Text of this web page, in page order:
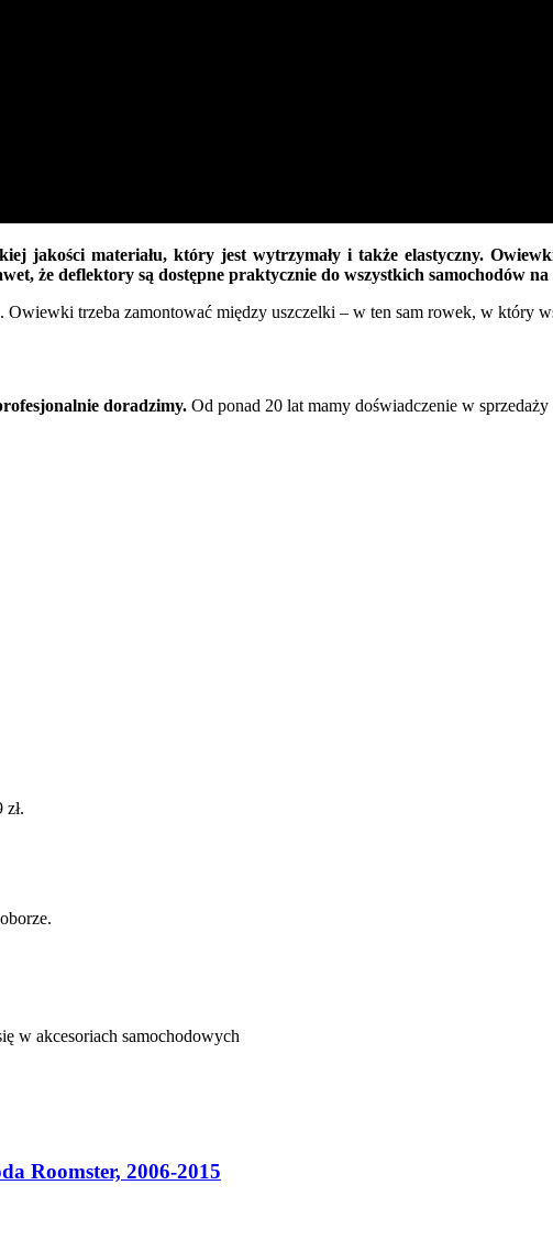
jakości materiału, który jest wytrzymały i także elastyczny.
że deflektory są dostępne praktycznie do wszystkich samochodów
Owiewki trzeba zamontować między uszczelki – w ten sam rowek, w który
doradzimy. Od ponad 20 lat mamy doświadczenie w
w akcesoriach samochodowych
Roomster, 2006-2015